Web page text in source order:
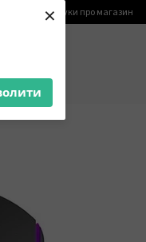
×
Відгуки про магазин